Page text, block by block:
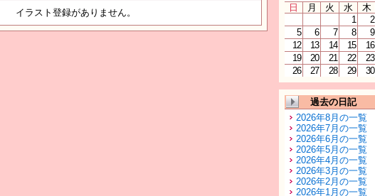
イラスト登録がありません。
日
月 火 水 木
1
2
5
6 7 8 9
12
13 14 15 16
19
20 21 22 23
26
27 28 29 30
過去の日記
2026年8月の一覧
2026年7月の一覧
2026年6月の一覧
2026年5月の一覧
2026年4月の一覧
2026年3月の一覧
2026年2月の一覧
2026年1月の一覧